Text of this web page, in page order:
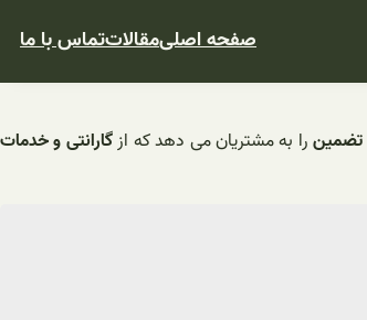
صفحه اصلیمقالاتتماس با ما
تضمینرا به مشتریان می دهد که ازگارانتی و خدمات